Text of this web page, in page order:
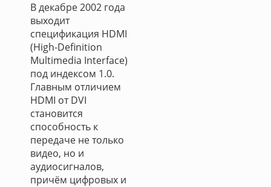
В декабре 2002 года
выходит
спецификация HDMI
(High-Definition
Multimedia Interface)
под индексом 1.0.
Главным отличием
HDMI от DVI
становится
способность к
передаче не только
видео, но и
аудиосигналов,
причём цифровых и